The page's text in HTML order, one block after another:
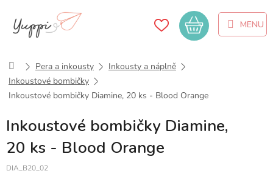
obsah
Nákupní
košík
DomůPera a inkousty
Inkousty a náplně
Inkoustové bombičky
Inkoustové bombičky Diamine, 20 ks - Blood Orange
Inkoustové bombičky Diamine,
20 ks - Blood Orange
DIA_B20_02